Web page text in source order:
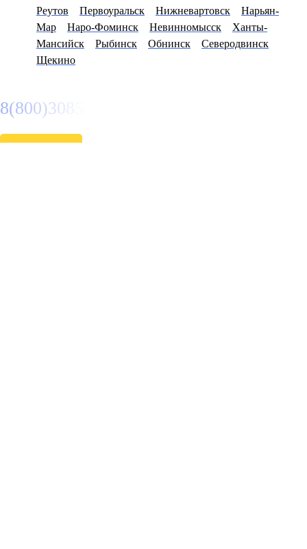
Реутов
Первоуральск Нижневартовск
Нарьян-
Мар
Наро-Фоминск Невинномысск
Ханты-
Мансийск
Рыбинск Обнинск
Северодвинск
Щекино
8(800)3085303